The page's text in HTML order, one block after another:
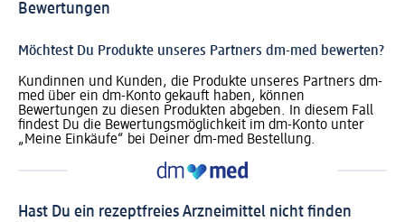
Bewertungen
Möchtest Du Produkte unseres Partners dm-med bewerten?
Kundinnen und Kunden, die Produkte unseres Partners dm-
med über ein dm-Konto gekauft haben, können
Bewertungen zu diesen Produkten abgeben. In diesem Fall
findest Du die Bewertungsmöglichkeit im dm-Konto unter
„Meine Einkäufe“ bei Deiner dm-med Bestellung.
Hast Du ein rezeptfreies Arzneimittel nicht finden